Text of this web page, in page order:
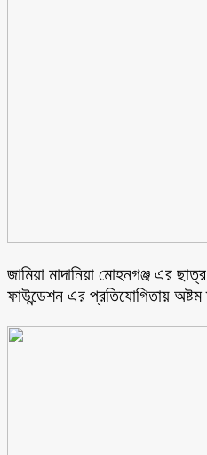
জামিয়া মাদানিয়া মোহনগঞ্জ এর
ফাউন্ডেশন এর প্রতিযোগিতায়